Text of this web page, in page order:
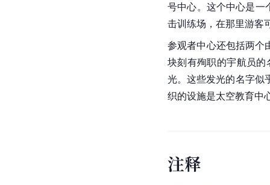
号中心。这个中心是一
击训练场，在那里游客
参观者中心还包括两
块刻有殉职的宇航员
光。这些发光的名字似
织的设施是太空教育中
注释